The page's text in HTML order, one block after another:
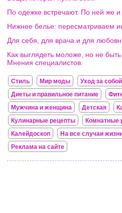
По одежке встречают. По ней же
Нижнее белье: пересматриваем
Для себя, для врача и для
Как выглядеть моложе, но не
Мнения специалистов.
Стиль Мир моды Уход за собой
Диеты и правильное питание
Мужчина и женщина
Детская
Кулинарные рецепты
Комнатные
Калейдоскоп
На все случаи
Реклама на сайте